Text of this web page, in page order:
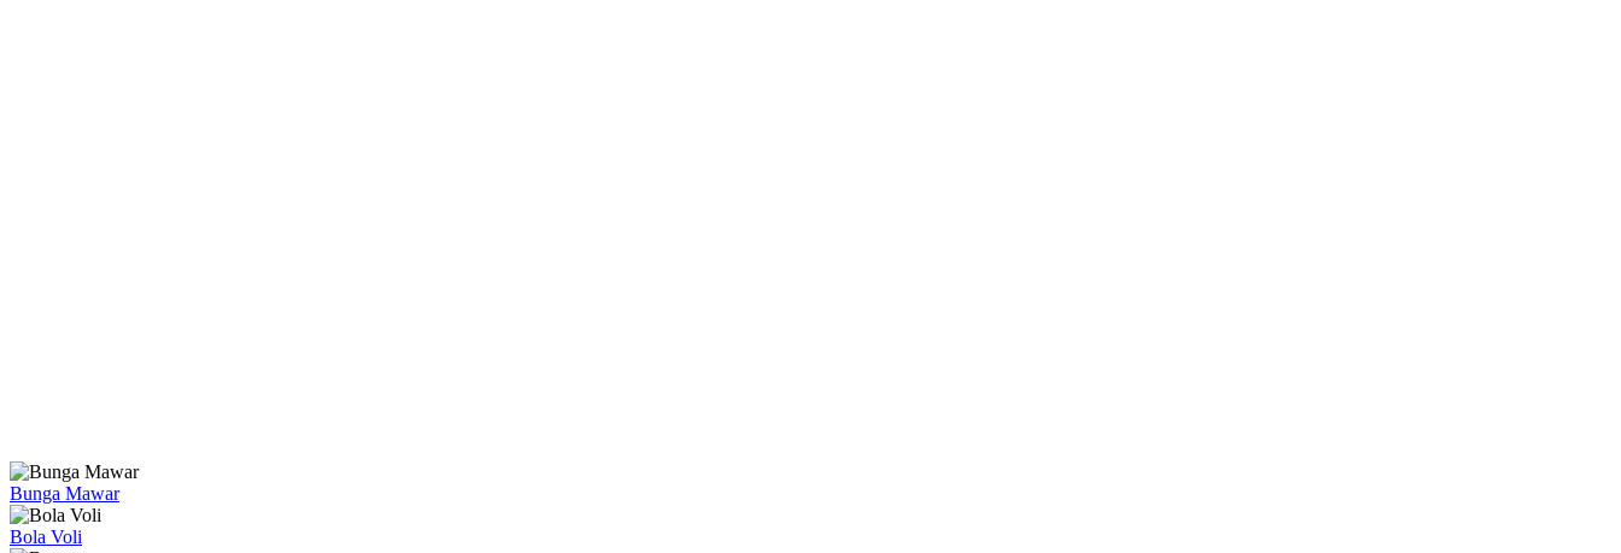
Bunga Mawar
Bola Voli